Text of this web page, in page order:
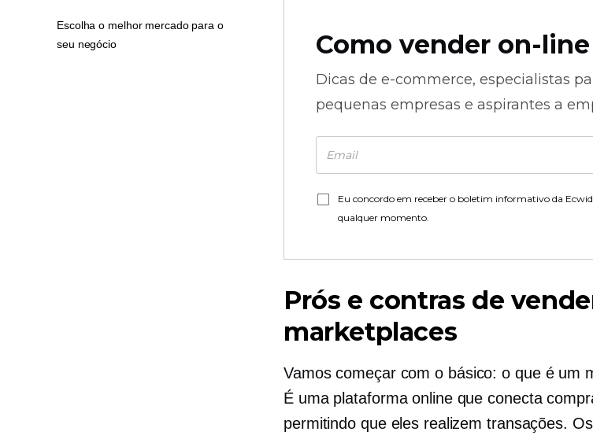
Como vender on-line
Dicas de e-commerce, especialistas
pequenas empresas e aspirantes a
Eu concordo em receber o boletim informativo da
qualquer momento.
Prós e contras de
marketplaces
Vamos começar com o básico: o que é um
É uma plataforma online que conecta
permitindo que eles realizem transações.
Escolha o melhor mercado para o
seu negócio